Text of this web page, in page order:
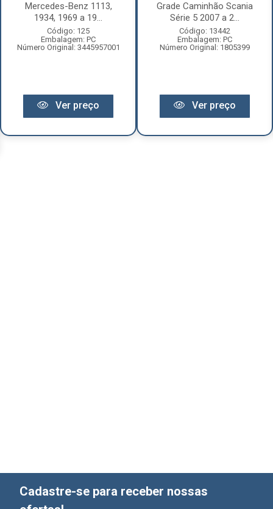
Mercedes-Benz 1113,
1934, 1969 a 19...
Código: 125
Embalagem: PC
Número Original: 3445957001
Ver preço
Grade Caminhão Scania
Série 5 2007 a 2...
Código: 13442
Embalagem: PC
Número Original: 1805399
Ver preço
Cadastre-se para receber nossas